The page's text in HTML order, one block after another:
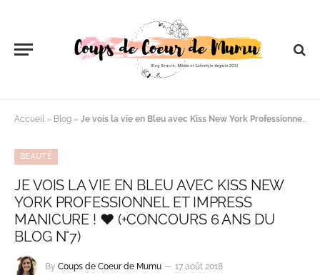
Accueil » Blog » Je vois la vie en Bleu avec Kiss New York Professionnel et Impress Manicure ! ♥ (+Concours 6 ans du Blog n°7)
BEAUTÉ
JE VOIS LA VIE EN BLEU AVEC KISS NEW
YORK PROFESSIONNEL ET IMPRESS
MANICURE ! ♥ (+CONCOURS 6 ANS DU
BLOG N°7)
By Coups de Coeur de Mumu
17 août 2018